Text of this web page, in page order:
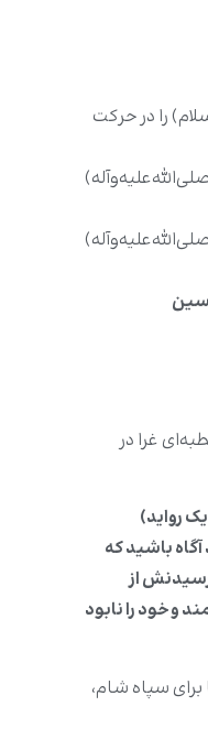
را در حرکت
غرا در
رواید)
باشید که
از
و خود را نابود
سپاه شام،